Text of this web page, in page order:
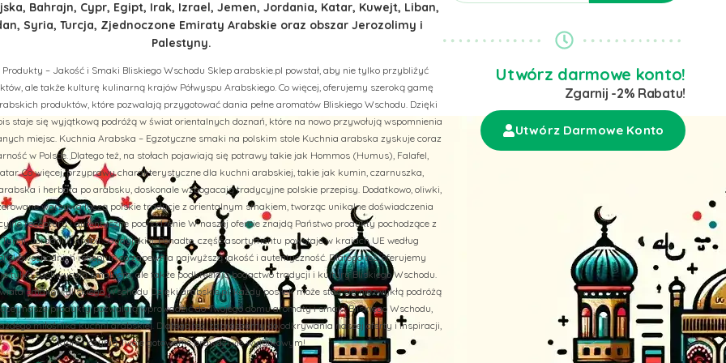
Bahrajn, Cypr, Egipt, Irak, Izrael, Jemen, Jordania, Katar, Kuwejt, Liban,
Syria, Turcja, Zjednoczone Emiraty Arabskie oraz obszar Jerozolimy i
Palestyny.
– Jakość i Smaki Bliskiego Wschodu Sklep arabskie.pl powstał, aby nie tylko przybliżyć
ale także kulturę kulinarną krajów Półwyspu Arabskiego. Co więcej, oferujemy szeroką gamę
produktów, które pozwalają przygotować dania pełne aromatów Bliskiego Wschodu. Dzięki
staje się wyjątkową podróżą w świat orientalnych doznań, które na nowo przywołują wspomnienia
miejsc. Kuchnia Arabska – Egzotyczne smaki na polskim stole Kuchnia arabska zyskuje coraz
w Polsce. Dlatego też, na stołach pojawiają się potrawy takie jak Hommos (Humus), Falafel,
Co więcej, przyprawy charakterystyczne dla kuchni arabskiej, takie jak kumin, czarnuszka,
i herbata po arabsku, doskonale wzbogacają tradycyjne polskie przepisy. Dodatkowo, oliwki,
warzywa łączą polskie tradycje z orientalnym smakiem, tworząc unikalne doświadczenia
receptury i autentyczne pochodzenie W naszej ofercie znajdą Państwo produkty pochodzące z
Jordanii i Arabii Saudyjskiej. Ponadto, część asortymentu powstaje w krajach UE według
receptur, co zapewnia najwyższą jakość i autentyczność. Dlatego też, oferujemy
tylko zachwycają smakiem, ale także podkreślają bogactwo tradycji i kultury Bliskiego Wschodu.
smaków Bliskiego Wschodu Dzięki arabskie.pl, każdy posiłek może stać się niezwykłą podróżą
nasze produkty pozwalają wprowadzić do Twojego domu aromaty i smaki Bliskiego Wschodu,
miłośnika kuchni arabskiej. Dlatego też, zapraszamy do odkrywania naszej oferty i inspiracji,
które uczynią Twoje gotowanie prawdziwie wyjątkowym!
Utwórz darmowe konto!
Zgarnij -2% Rabatu!
Utwórz Darmowe Konto